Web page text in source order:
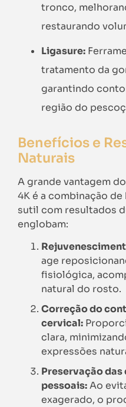
tronco,
restaurando
Ligasure:
tratamento da
garantindo
região do
Benefícios e
Naturais
A grande vantagem
4K é a combinação
sutil com resultados
englobam:
age
fisiológica,
natural do rosto.
Correção do
cervical:
clara,
expressões
Preservação
pessoais:Ao
exagerado, o